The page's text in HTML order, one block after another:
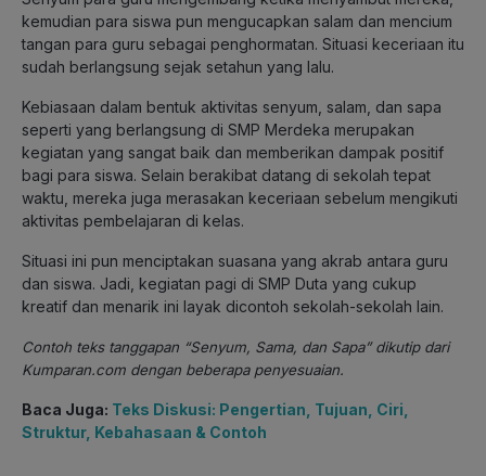
kemudian para siswa pun mengucapkan salam dan mencium
tangan para guru sebagai penghormatan. Situasi keceriaan itu
sudah berlangsung sejak setahun yang lalu.
Kebiasaan dalam bentuk aktivitas senyum, salam, dan sapa
seperti yang berlangsung di SMP Merdeka merupakan
kegiatan yang sangat baik dan memberikan dampak positif
bagi para siswa. Selain berakibat datang di sekolah tepat
waktu, mereka juga merasakan keceriaan sebelum mengikuti
aktivitas pembelajaran di kelas.
Situasi ini pun menciptakan suasana yang akrab antara guru
dan siswa. Jadi, kegiatan pagi di SMP Duta yang cukup
kreatif dan menarik ini layak dicontoh sekolah-sekolah lain.
Contoh teks tanggapan “Senyum, Sama, dan Sapa” dikutip dari
Kumparan.com dengan beberapa penyesuaian.
Baca Juga: Teks Diskusi: Pengertian, Tujuan, Ciri,
Struktur, Kebahasaan & Contoh